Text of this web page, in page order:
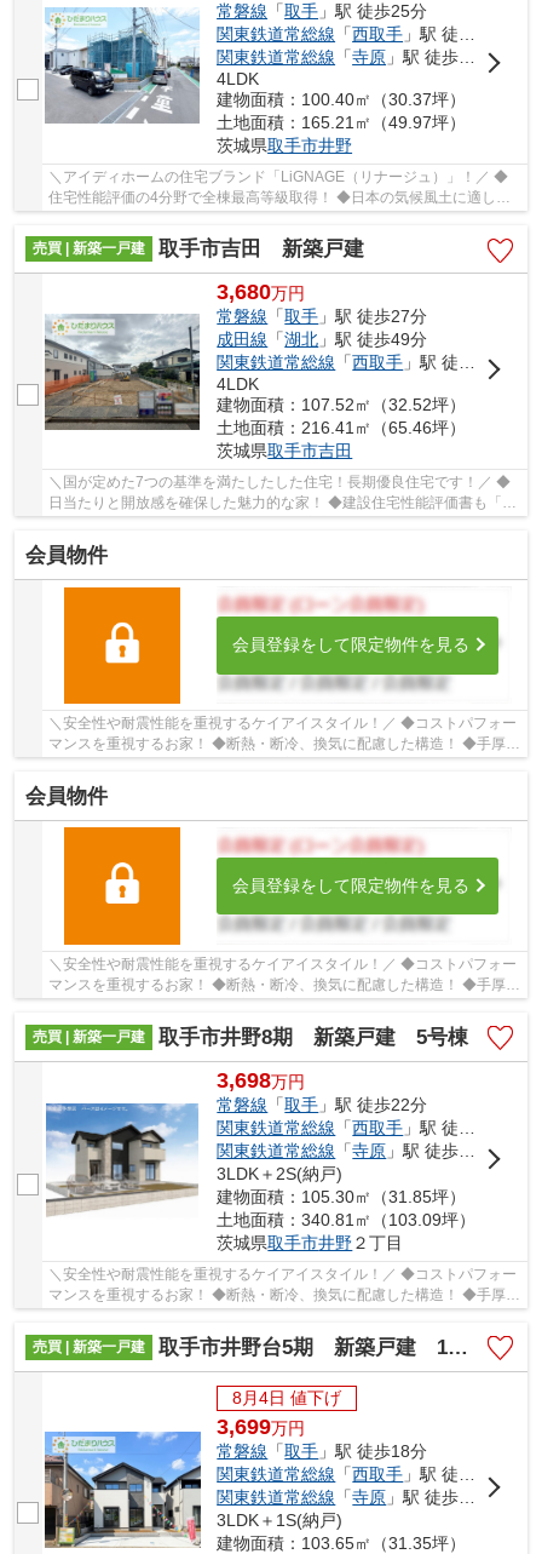
常磐線 「取手 」駅 徒歩25分
関東鉄道常総線 「西取手 」駅 徒歩35分
関東鉄道常総線 「寺原 」駅 徒歩43分
4LDK
建物面積：100.40㎡（30.37坪）
土地面積：165.21㎡（49.97坪）
茨城県取手市井野
＼アイディホームの住宅ブランド「LiGNAGE（リナージュ）」！／ ◆
住宅性能評価の4分野で全棟最高等級取得！ ◆日本の気候風土に適した
在来工法！ ◆暮らしの安心を支える多彩な防犯設備...
売買 | 新築一戸建
取手市吉田 新築戸建
3,680万円
常磐線 「取手 」駅 徒歩27分
成田線 「湖北 」駅 徒歩49分
関東鉄道常総線 「西取手 」駅 徒歩61分
4LDK
建物面積：107.52㎡（32.52坪）
土地面積：216.41㎡（65.46坪）
茨城県取手市吉田
＼国が定めた7つの基準を満たしたした住宅！長期優良住宅です！／ ◆
日当たりと開放感を確保した魅力的な家！ ◆建設住宅性能評価書も「設
会員物件
会員登録をして限定物件を見る
＼安全性や耐震性能を重視するケイアイスタイル！／ ◆コストパフォー
マンスを重視するお家！ ◆断熱・断冷、換気に配慮した構造！ ◆手厚い
会員物件
会員登録をして限定物件を見る
＼安全性や耐震性能を重視するケイアイスタイル！／ ◆コストパフォー
マンスを重視するお家！ ◆断熱・断冷、換気に配慮した構造！ ◆手厚い
サポート体制！点検や保証内容が充実してます...
売買 | 新築一戸建
取手市井野8期 新築戸建 5号棟
3,698万円
常磐線 「取手 」駅 徒歩22分
関東鉄道常総線 「西取手 」駅 徒歩34分
関東鉄道常総線 「寺原 」駅 徒歩43分
3LDK＋2S(納戸)
建物面積：105.30㎡（31.85坪）
土地面積：340.81㎡（103.09坪）
茨城県取手市井野２丁目
＼安全性や耐震性能を重視するケイアイスタイル！／ ◆コストパフォー
マンスを重視するお家！ ◆断熱・断冷、換気に配慮した構造！ ◆手厚い
売買 | 新築一戸建
取手市井野台5期 新築戸建 1号棟
8月4日 値下げ
3,699万円
常磐線 「取手 」駅 徒歩18分
関東鉄道常総線 「西取手 」駅 徒歩14分
関東鉄道常総線 「寺原 」駅 徒歩20分
3LDK＋1S(納戸)
建物面積：103.65㎡（31.35坪）